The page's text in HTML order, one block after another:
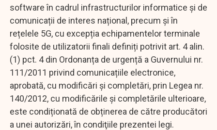
software în cadrul infrastructurilor informatice și de
comunicații de interes național, precum şi în
rețelele 5G, cu excepția echipamentelor terminale
folosite de utilizatorii finali definiți potrivit art. 4 alin.
(1) pct. 4 din Ordonanța de urgență a Guvernului nr.
111/2011 privind comunicațiile electronice,
aprobată, cu modificări și completări, prin Legea nr.
140/2012, cu modificările și completările ulterioare,
este condiționată de obținerea de către producători
a unei autorizări, în condiţiile prezentei legi.